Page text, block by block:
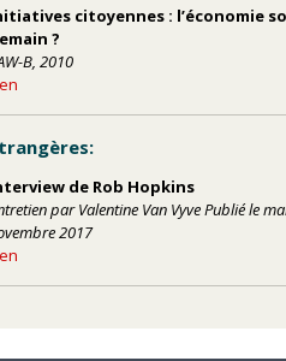
citoyennes : l’économie
?
B, 2010
de Rob Hopkins
par Valentine Van Vyve Publié le
2017